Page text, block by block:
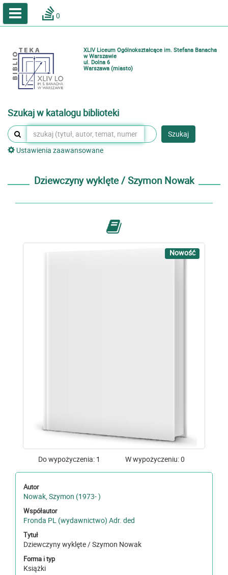
Katalog online biblioteki szkolnej
Lektury
0
XLIV Liceum Ogólnokształcące im. Stefana Banacha
w Warszawie
ul. Dolna 6
Warszawa (miasto)
Szukaj w katalogu biblioteki
Szukaj
Ustawienia zaawansowane
Dziewczyny wyklęte / Szymon Nowak
Nowość
Do wypożyczenia: 1 W wypożyczeniu: 0
Autor
Nowak, Szymon (1973- )
Współautor
Fronda PL (wydawnictwo) Adr. ded
Tytuł
Dziewczyny wyklęte / Szymon Nowak
Forma i typ
Książki